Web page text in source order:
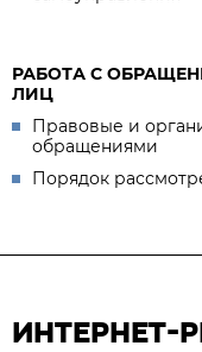
РАБОТА С
ЛИЦ
Правовые и
обращениями
Порядок
ИНТЕРНЕТ-